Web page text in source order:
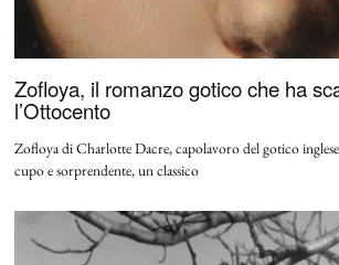
Zofloya, il romanzo gotico che ha
l’Ottocento
Zofloya di Charlotte Dacre, capolavoro del gotico
cupo e sorprendente, un classico